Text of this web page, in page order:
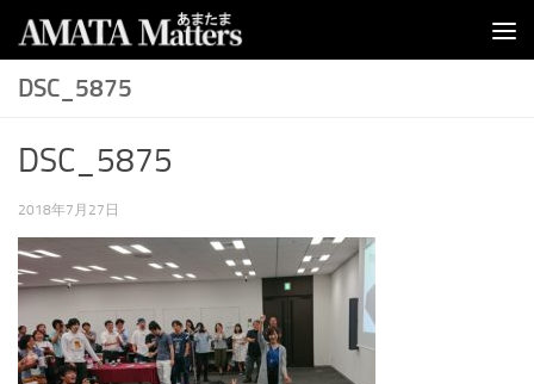
コンテンツへスキップ
DSC_5875
DSC_5875
2018年7月27日